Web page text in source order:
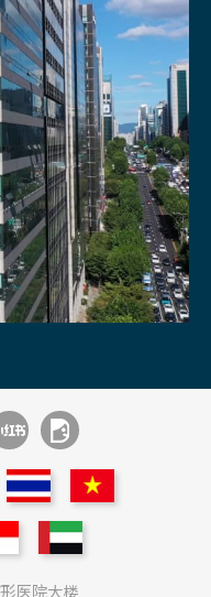
医疗团队
理
醉痛症科
驻
酒店级住院室
医院大楼